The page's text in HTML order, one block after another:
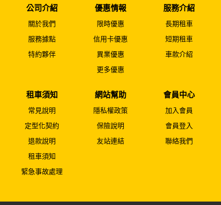
公司介紹
關於我們
服務據點
特約夥伴
優惠情報
限時優惠
信用卡優惠
異業優惠
更多優惠
服務介紹
長期租車
短期租車
車款介紹
租車須知
常見說明
定型化契約
退款說明
租車須知
緊急事故處理
網站幫助
隱私權政策
保險說明
友站連結
會員中心
加入會員
會員登入
聯絡我們